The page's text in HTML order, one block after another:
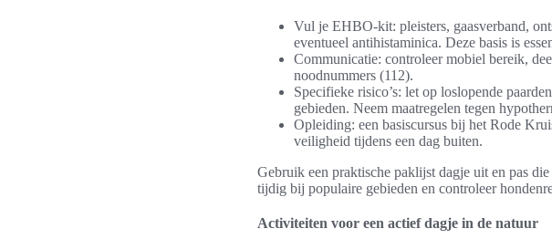
Vul je EHBO-kit: pleisters, gaasverband,
eventueel antihistaminica. Deze basis is
Communicatie: controleer mobiel bereik,
noodnummers (112).
Specifieke risico’s: let op loslopende
gebieden. Neem maatregelen tegen
Opleiding: een basiscursus bij het Rode
veiligheid tijdens een dag buiten.
Gebruik een praktische paklijst dagje uit en pas
tijdig bij populaire gebieden en controleer
Activiteiten voor een actief dagje in de natuur